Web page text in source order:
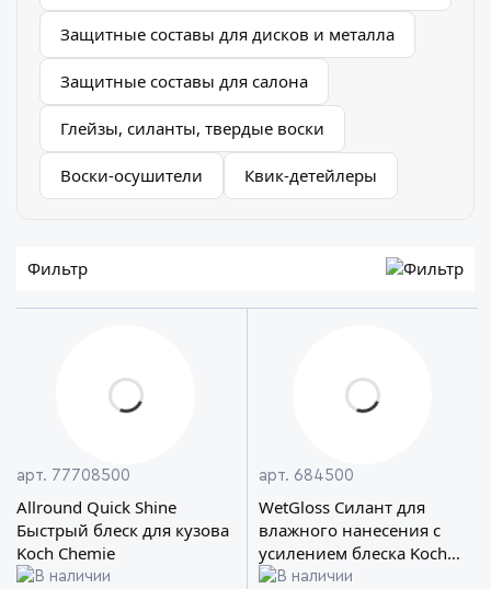
Защитные составы для дисков и металла
Защитные составы для салона
Глейзы, силанты, твердые воски
Воски-осушители Квик-детейлеры
Фильтр
арт. 77708500
Allround Quick Shine
Быстрый блеск для кузова
Koch Chemie
арт. 684500
WetGloss Силант для
влажного нанесения с
усилением блеска Koch
Chemie